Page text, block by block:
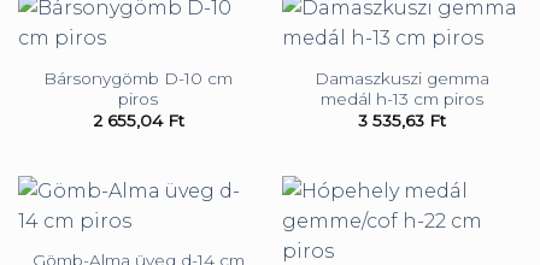
Bársonygömb D-10 cm
piros
2 655,04 Ft
Damaszkuszi gemma
medál h-13 cm piros
3 535,63 Ft
Gömb-Alma üveg d-14 cm